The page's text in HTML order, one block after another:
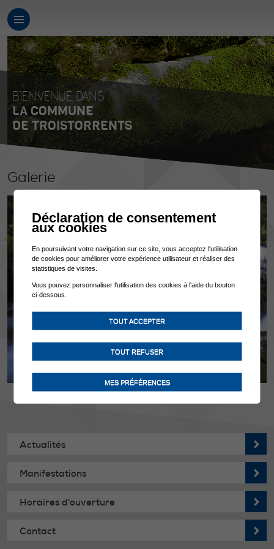
BIENVENUE DANS
LA COMMUNE
DE TROISTORRENTS
Galerie
Actualités
Manifestations
Horaires d'ouverture
Contact
Déclaration de consentement
aux cookies
En poursuivant votre navigation sur ce site, vous acceptez l'utilisation
de cookies pour améliorer votre expérience utilisateur et réaliser des
statistiques de visites.
Vous pouvez personnaliser l'utilisation des cookies à l'aide du bouton
ci-dessous.
TOUT ACCEPTER
TOUT REFUSER
MES PRÉFÉRENCES